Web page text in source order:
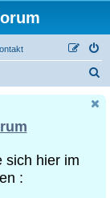
sich hier im
: